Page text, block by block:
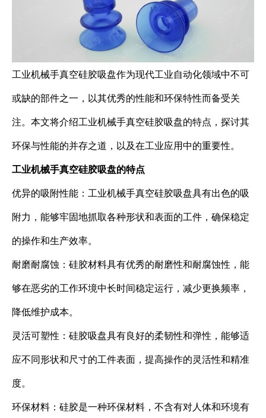
工业机械手真空硅胶吸盘作为现代工业自动化领域中不可
或缺的部件之一，以其优秀的性能和环保特性而备受关
注。本文将介绍工业机械手真空硅胶吸盘的特点，探讨其
环保与性能的并存之道，以及在工业应用中的重要性。
工业机械手真空硅胶吸盘的特点
优异的吸附性能：工业机械手真空硅胶吸盘具有出色的吸
附力，能够牢固地抓取各种形状和表面的工件，确保稳定
的操作和生产效率。
耐磨耐腐蚀：硅胶材料具有优秀的耐磨性和耐腐蚀性，能
够在恶劣的工作环境中长时间稳定运行，减少更换频率，
降低维护成本。
灵活可塑性：硅胶吸盘具有良好的柔韧性和弹性，能够适
应不同形状和尺寸的工件表面，提高操作的灵活性和精准
度。
环保材料：硅胶是一种环保材料，不含有对人体和环境有